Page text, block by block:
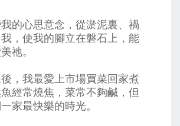
的心思意念，從淤泥裏、禍
，使我的腳立在磐石上，能
祂。
，我最愛上市場買菜回家煮
經常燒焦，菜常不夠鹹，但
家最快樂的時光。